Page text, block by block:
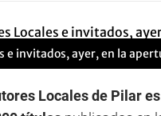
e invitados, ayer, en la
Locales de Pilar